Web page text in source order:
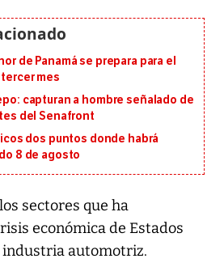
de Panamá se prepara para el
mes
capturan a hombre señalado de
del Senafront
dos puntos donde habrá
8 de agosto
sectores que ha
económica de Estados
industria automotriz.